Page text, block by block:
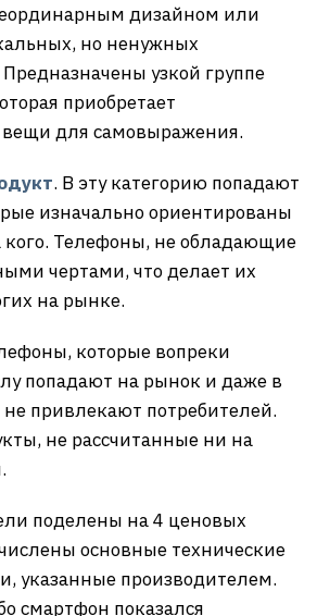
дизайном или
но ненужных
узкой группе
приобретает
для самовыражения.
. В эту категорию попадают
изначально ориентированы
кого. Телефоны, не обладающие
чертами, что делает их
на рынке.
которые вопреки
попадают на рынок и даже в
привлекают потребителей.
не рассчитанные ни на
поделены на 4 ценовых
основные технические
указанные производителем.
смартфон показался